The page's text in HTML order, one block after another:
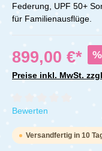
Federung, UPF 50+
für Familienausflüge.
899,00 €* %
Preise inkl. MwSt.
Durchschnittliche
Bewerten
Versandfertig in 10